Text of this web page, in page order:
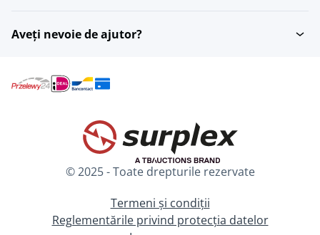
Aveți nevoie de ajutor?
© 2025 - Toate drepturile rezervate
Termeni și condiții
Reglementările privind protecția datelor